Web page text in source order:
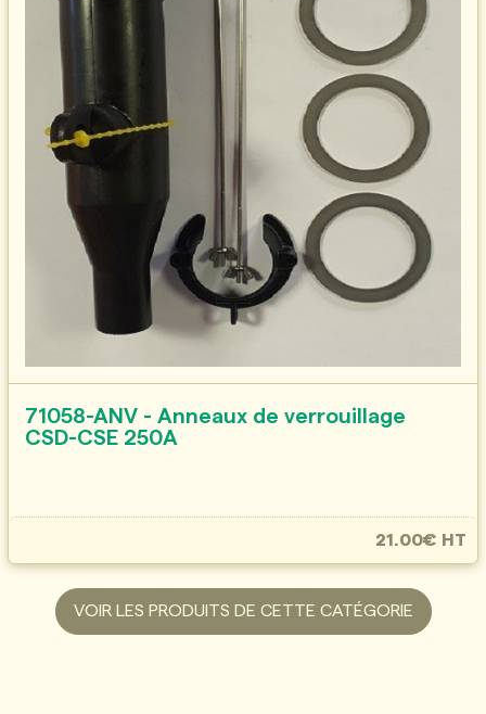
71058-ANV - Anneaux de verrouillage
CSD-CSE 250A
21.00€ HT
VOIR LES PRODUITS DE CETTE CATÉGORIE